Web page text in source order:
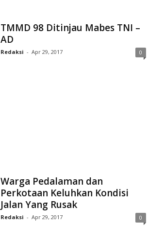
TMMD 98 Ditinjau Mabes TNI –
AD
Redaksi - Apr 29, 2017 0
Warga Pedalaman dan
Perkotaan Keluhkan Kondisi
Jalan Yang Rusak
Redaksi - Apr 29, 2017 0